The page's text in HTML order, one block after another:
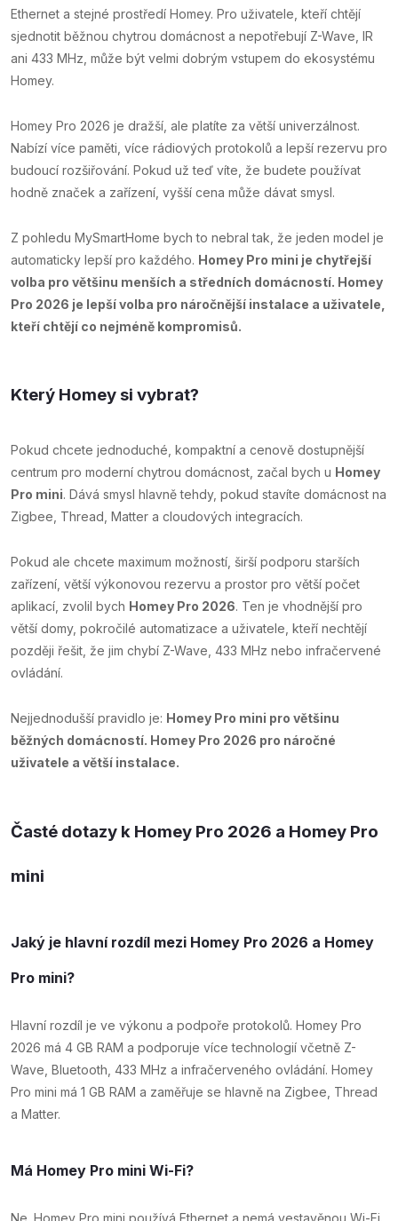
Ethernet a stejné prostředí Homey. Pro uživatele, kteří chtějí
sjednotit běžnou chytrou domácnost a nepotřebují Z-Wave, IR
ani 433 MHz, může být velmi dobrým vstupem do ekosystému
Homey.
Homey Pro 2026 je dražší, ale platíte za větší univerzálnost.
Nabízí více paměti, více rádiových protokolů a lepší rezervu pro
budoucí rozšiřování. Pokud už teď víte, že budete používat
hodně značek a zařízení, vyšší cena může dávat smysl.
Z pohledu MySmartHome bych to nebral tak, že jeden model je
automaticky lepší pro každého. Homey Pro mini je chytřejší
volba pro většinu menších a středních domácností. Homey
Pro 2026 je lepší volba pro náročnější instalace a uživatele,
kteří chtějí co nejméně kompromisů.
Který Homey si vybrat?
Pokud chcete jednoduché, kompaktní a cenově dostupnější
centrum pro moderní chytrou domácnost, začal bych u Homey
Pro mini. Dává smysl hlavně tehdy, pokud stavíte domácnost na
Zigbee, Thread, Matter a cloudových integracích.
Pokud ale chcete maximum možností, širší podporu starších
zařízení, větší výkonovou rezervu a prostor pro větší počet
aplikací, zvolil bych Homey Pro 2026. Ten je vhodnější pro
větší domy, pokročilé automatizace a uživatele, kteří nechtějí
později řešit, že jim chybí Z-Wave, 433 MHz nebo infračervené
ovládání.
Nejjednodušší pravidlo je: Homey Pro mini pro většinu
běžných domácností. Homey Pro 2026 pro náročné
uživatele a větší instalace.
Časté dotazy k Homey Pro 2026 a Homey Pro
mini
Jaký je hlavní rozdíl mezi Homey Pro 2026 a Homey
Pro mini?
Hlavní rozdíl je ve výkonu a podpoře protokolů. Homey Pro
2026 má 4 GB RAM a podporuje více technologií včetně Z-
Wave, Bluetooth, 433 MHz a infračerveného ovládání. Homey
Pro mini má 1 GB RAM a zaměřuje se hlavně na Zigbee, Thread
a Matter.
Má Homey Pro mini Wi-Fi?
Ne. Homey Pro mini používá Ethernet a nemá vestavěnou Wi-Fi.